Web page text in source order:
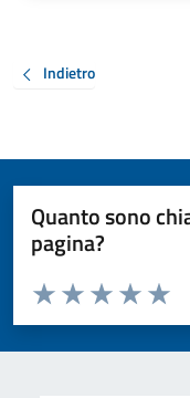
Indietro
Quanto sono
pagina?
Valuta da 1 a 5 stelle la
Valuta 4
Valuta 3
Valuta 2 stelle
Valuta 1 stelle su 5